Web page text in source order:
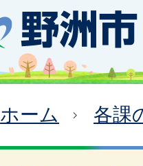
ホーム 各課